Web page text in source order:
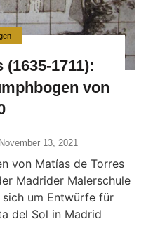
1711):
von
November 13, 2021
von Matías de Torres
Madrider Malerschule
um Entwürfe für
del Sol in Madrid